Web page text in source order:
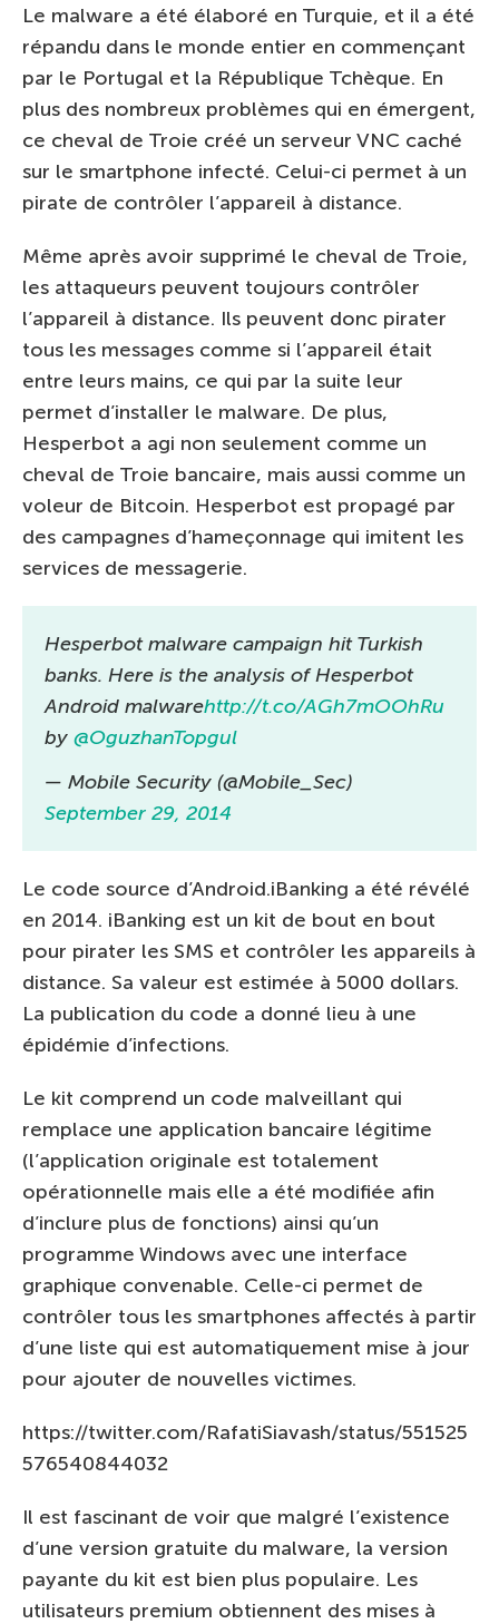
Le malware a été élaboré en Turquie, et il a été
répandu dans le monde entier en commençant
par le Portugal et la République Tchèque. En
plus des nombreux problèmes qui en émergent,
ce cheval de Troie créé un serveur VNC caché
sur le smartphone infecté. Celui-ci permet à un
pirate de contrôler l’appareil à distance.
Même après avoir supprimé le cheval de Troie,
les attaqueurs peuvent toujours contrôler
l’appareil à distance. Ils peuvent donc pirater
tous les messages comme si l’appareil était
entre leurs mains, ce qui par la suite leur
permet d’installer le malware. De plus,
Hesperbot a agi non seulement comme un
cheval de Troie bancaire, mais aussi comme un
voleur de Bitcoin. Hesperbot est propagé par
des campagnes d’hameçonnage qui imitent les
services de messagerie.
Hesperbot malware campaign hit Turkish
banks. Here is the analysis of Hesperbot
Android malwarehttp://t.co/AGh7mOOhRu
by @OguzhanTopgul
— Mobile Security (@Mobile_Sec)
September 29, 2014
Le code source d’Android.iBanking a été révélé
en 2014. iBanking est un kit de bout en bout
pour pirater les SMS et contrôler les appareils à
distance. Sa valeur est estimée à 5000 dollars.
La publication du code a donné lieu à une
épidémie d’infections.
Le kit comprend un code malveillant qui
remplace une application bancaire légitime
(l’application originale est totalement
opérationnelle mais elle a été modifiée afin
d’inclure plus de fonctions) ainsi qu’un
programme Windows avec une interface
graphique convenable. Celle-ci permet de
contrôler tous les smartphones affectés à partir
d’une liste qui est automatiquement mise à jour
pour ajouter de nouvelles victimes.
https://twitter.com/RafatiSiavash/status/551525
576540844032
Il est fascinant de voir que malgré l’existence
d’une version gratuite du malware, la version
payante du kit est bien plus populaire. Les
utilisateurs premium obtiennent des mises à